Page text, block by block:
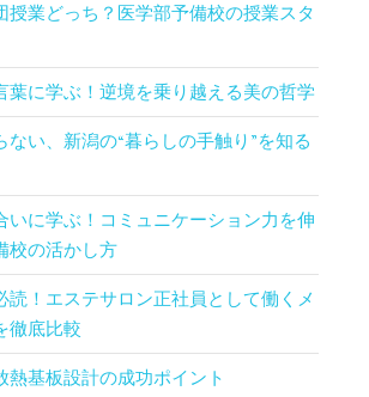
授業どっち？医学部予備校の授業スタ
葉に学ぶ！逆境を乗り越える美の哲学
ない、新潟の“暮らしの手触り”を知る
いに学ぶ！コミュニケーション力を伸
校の活かし方
読！エステサロン正社員として働くメ
徹底比較
熱基板設計の成功ポイント